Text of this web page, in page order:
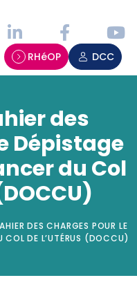
RHéOP DCC
des
Dépistage
du Col
DES CHARGES POUR LE
COL DE L’UTÉRUS (DOCCU)